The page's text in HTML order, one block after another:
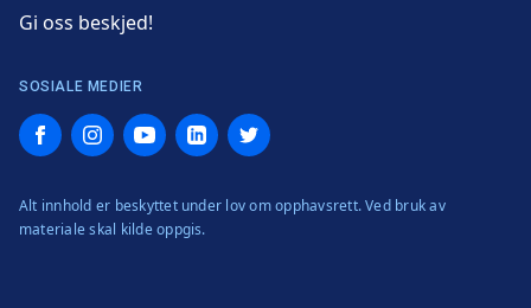
Gi oss beskjed!
SOSIALE MEDIER
FacebookInstagramYouTubeLinkedInTwitter
Alt innhold er beskyttet under lov om opphavsrett. Ved bruk av
materiale skal kilde oppgis.